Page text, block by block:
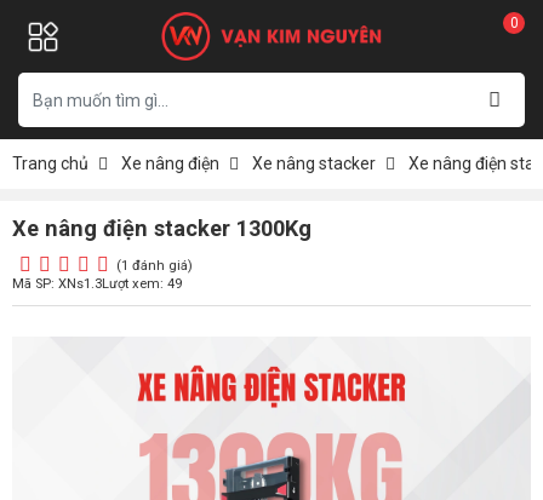
0
Trang chủ Xe nâng điện Xe nâng stacker Xe nâng điện
Xe nâng điện stacker 1300Kg
(1 đánh giá)
Mã SP: XNs1.3Lượt xem: 49